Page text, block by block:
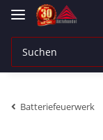
Batteriefeuerwerk